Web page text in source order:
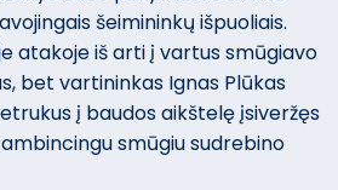
šeimininkų išpuoliais.
atakoje iš arti į vartus smūgiavo
bet vartininkas Ignas Plūkas
į baudos aikštelę įsiveržęs
smūgiu sudrebino